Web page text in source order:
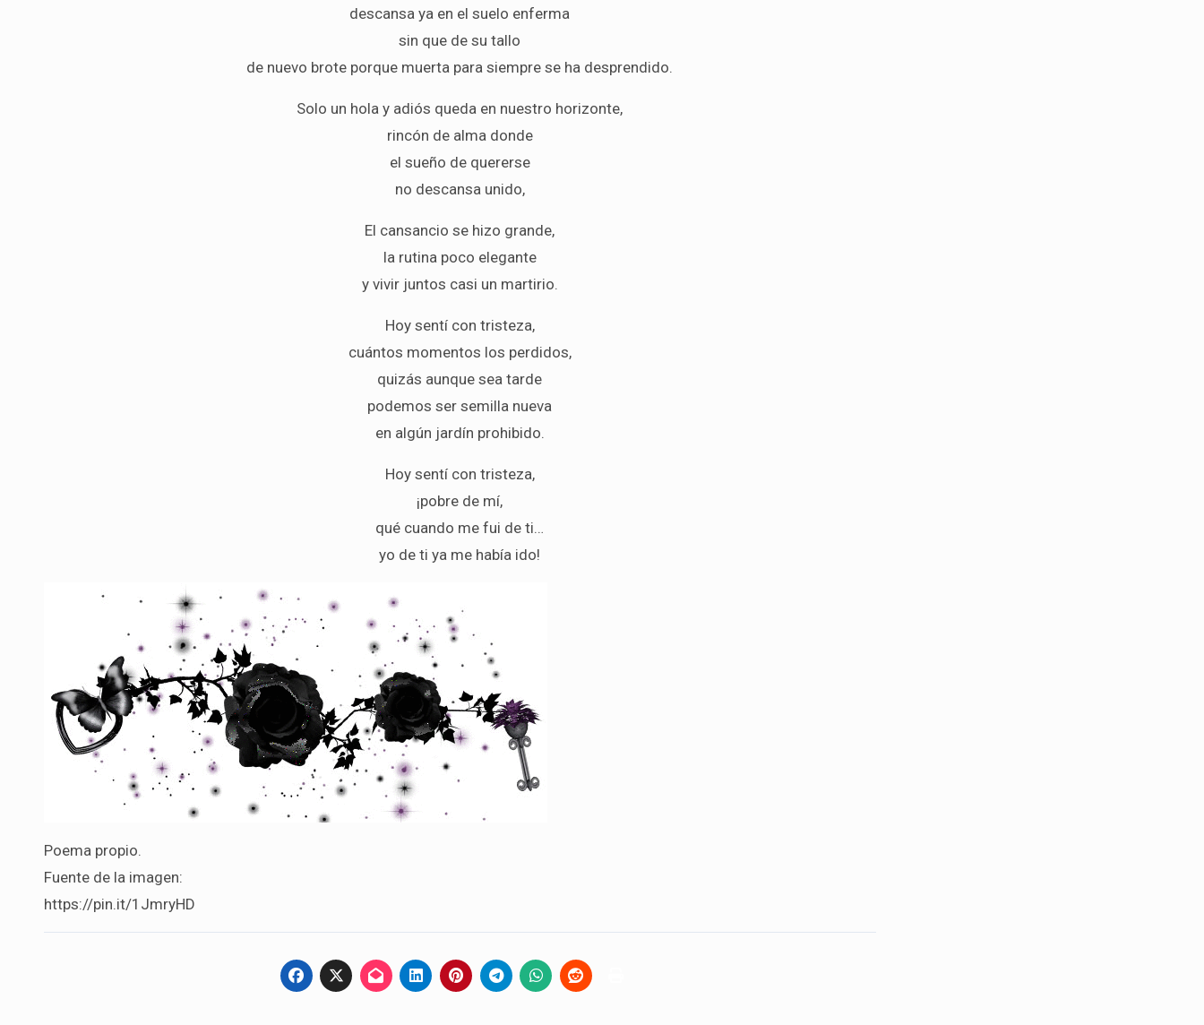
descansa ya en el suelo enferma
sin que de su tallo
de nuevo brote porque muerta para siempre se ha desprendido.
Solo un hola y adiós queda en nuestro horizonte,
rincón de alma donde
el sueño de quererse
no descansa unido,
El cansancio se hizo grande,
la rutina poco elegante
y vivir juntos casi un martirio.
Hoy sentí con tristeza,
cuántos momentos los perdidos,
quizás aunque sea tarde
podemos ser semilla nueva
en algún jardín prohibido.
Hoy sentí con tristeza,
¡pobre de mí,
qué cuando me fui de ti…
yo de ti ya me había ido!
Poema propio.
Fuente de la imagen:
https://pin.it/1JmryHD